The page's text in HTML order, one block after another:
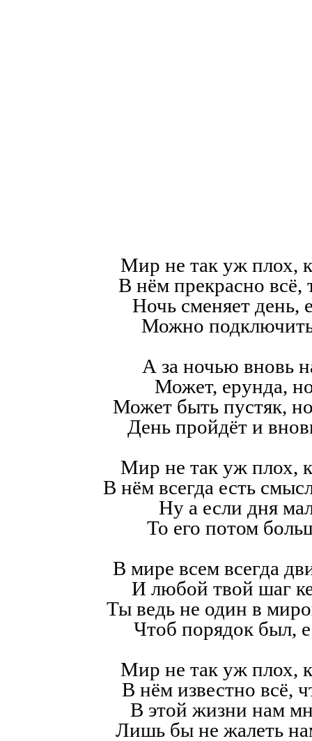
Мир не так уж плох,
В нём прекрасно всё,
Ночь сменяет день,
Можно
А за ночью вновь
Может, ерунда,
Может быть пустяк,
День пройдёт и
Мир не так уж плох,
В нём всегда есть
Ну а если дня
То его потом
В мире всем всегда
И любой твой шаг
Ты ведь не один в
Чтоб порядок был,
Мир не так уж плох,
В нём известно всё,
В этой жизни нам
Лишь бы не жалеть